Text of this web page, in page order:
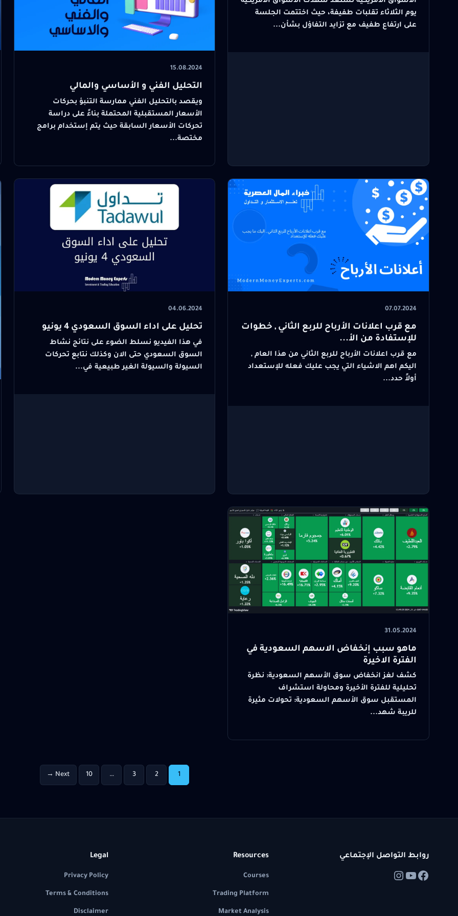
يوم الثلاثاء تقلبات طفيفة، حيث اختتمت الجلسة
على ارتفاع طفيف مع تزايد التفاؤل بشأن...
15.08.2024
التحليل الفني و الأساسي والمالي
ويقصد بالتحليل الفني ممارسة التنبؤ بحركات
الأسعار المستقبلية المحتملة بناءً على دراسة
تحركات الأسعار السابقة حيث يتم إستخدام برامج
مختصة...
07.07.2024
مع قرب اعلانات الأرباح للربع الثاني , خطوات
للإستفادة من الأ...
مع قرب اعلانات الأرباح للربع الثاني من هذا العام ,
اليكم اهم الاشياء التي يجب عليك فعله للإستعداد
أولاً حدد...
04.06.2024
تحليل على اداء السوق السعودي 4 يونيو
في هذا الفيديو نسلط الضوء على نتائج نشاط
السوق السعودي حتى الان وكذلك نتابع تحركات
السيولة والسيولة الغير طبيعية في...
31.05.2024
ماهو سبب إنخفاض الاسهم السعودية في
الفترة الاخيرة
كشف لغز انخفاض سوق الأسهم السعودية: نظرة
تحليلية للفترة الأخيرة ومحاولة استشراف
المستقبل سوق الأسهم السعودية: تحولات مثيرة
للريبة شهد...
1
2
3
…
10
Next →
روابط التواصل الإجتماعي Resources
Courses
Trading Platform
Market Analysis
Legal
Privacy Policy
Terms & Conditions
Disclaimer